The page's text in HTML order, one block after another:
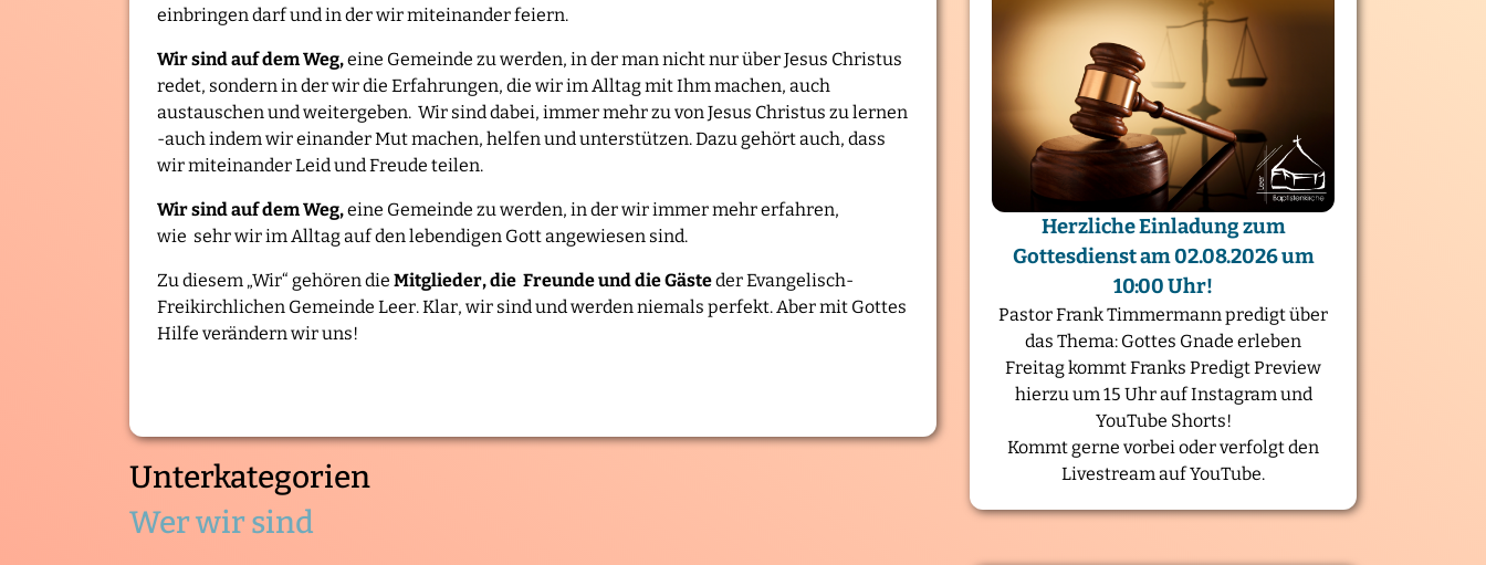
einbringen darf und in der wir miteinander feiern.
Wir sind auf dem Weg,eine Gemeinde zu werden, in der man nicht nur über Jesus Christus
redet, sondern in der wir die Erfahrungen, die wir im Alltag mit Ihm machen, auch
austauschen und weitergeben. Wir sind dabei, immer mehr zu von Jesus Christus zu lernen
-auch indem wir einander Mut machen, helfen und unterstützen. Dazu gehört auch, dass
wir miteinander Leid und Freude teilen.
Wir sind auf dem Weg,eine Gemeinde zu werden, in der wir immer mehr erfahren,
wie sehr wir im Alltag auf den lebendigen Gott angewiesen sind.
Zu diesem „Wir“ gehören die Mitglieder, die Freunde und die Gästeder Evangelisch-
Freikirchlichen Gemeinde Leer. Klar, wir sind und werden niemals perfekt. Aber mit Gottes
Hilfe verändern wir uns!
Unterkategorien
Wer wir sind
Herzliche Einladung zum
Gottesdienst am 02.08.2026 um
10:00 Uhr!
Pastor Frank Timmermann predigt über
das Thema: Gottes Gnade erleben
Freitag kommt Franks Predigt Preview
hierzu um 15 Uhr auf Instagram und
YouTube Shorts!
Kommt gerne vorbei oder verfolgt den
Livestream auf YouTube.